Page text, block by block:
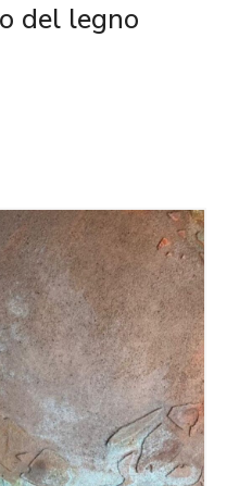
del legno